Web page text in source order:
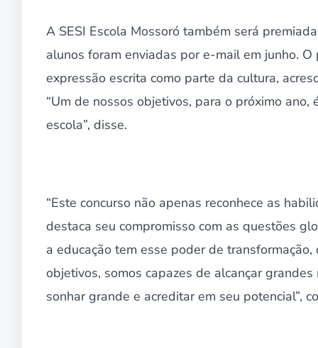
A SESI Escola Mossoró também será
alunos foram enviadas por e-mail em junho.
expressão escrita como parte da cultura,
“Um de nossos objetivos, para o próximo
escola”, disse.
“Este concurso não apenas reconhece as
destaca seu compromisso com as questões
a educação tem esse poder de
objetivos, somos capazes de alcançar
sonhar grande e acreditar em seu potencial”,